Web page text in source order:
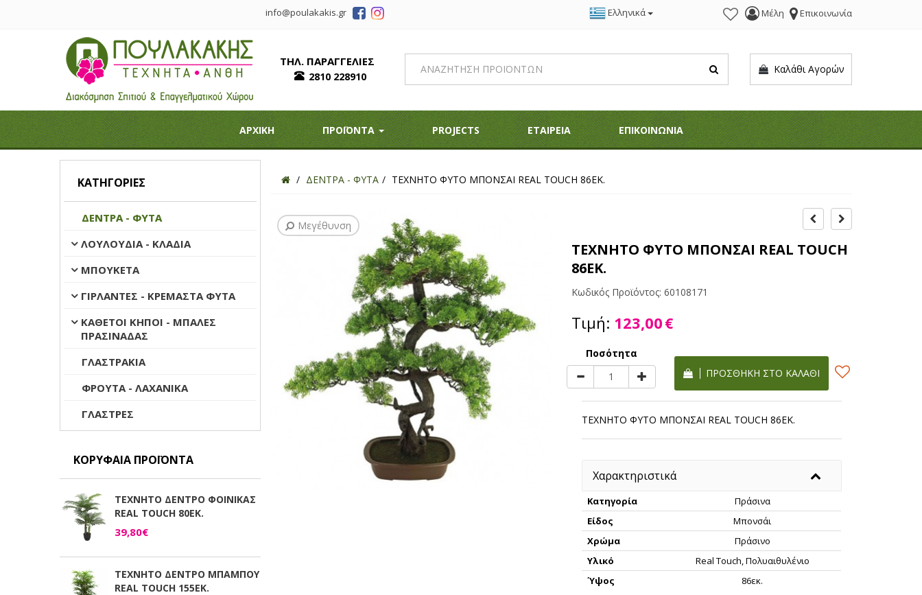
info@poulakakis.gr Ελληνικά Μέλη Επικοινωνία
ΤΗΛ. ΠΑΡΑΓΓΕΛΙΕΣ
2810 228910
Καλάθι Αγορών
ΑΡΧΙΚΗ ΠΡΟΪΟΝΤΑ PROJECTS ΕΤΑΙΡΕΙΑ ΕΠΙΚΟΙΝΩΝΙΑ
ΚΑΤΗΓΟΡΊΕΣ
ΔΕΝΤΡΑ - ΦΥΤΑ
ΛΟΥΛΟΥΔΙΑ - ΚΛΑΔΙΑ
ΜΠΟΥΚΕΤΑ
ΓΙΡΛΑΝΤΕΣ - ΚΡΕΜΑΣΤΑ ΦΥΤΑ
ΚΑΘΕΤΟΙ ΚΗΠΟΙ - ΜΠΑΛΕΣ
ΠΡΑΣΙΝΑΔΑΣ
ΓΛΑΣΤΡΑΚΙΑ
ΦΡΟΥΤΑ - ΛΑΧΑΝΙΚΑ
ΓΛΑΣΤΡΕΣ
ΚΟΡΥΦΑΊΑ ΠΡΟΪΌΝΤΑ
ΤΕΧΝΗΤΟ ΔΕΝΤΡΟ ΦΟΙΝΙΚΑΣ
REAL TOUCH 80ΕΚ.
39,80€
ΤΕΧΝΗΤΟ ΔΕΝΤΡΟ ΜΠΑΜΠΟΥ
REAL TOUCH 155ΕΚ.
ΔΕΝΤΡΑ - ΦΥΤΑ ΤΕΧΝΗΤΟ ΦΥΤΟ ΜΠΟΝΣΑΙ REAL TOUCH 86ΕΚ.
Μεγέθυνση
ΤΕΧΝΗΤΟ ΦΥΤΟ ΜΠΟΝΣΑΙ REAL TOUCH
86ΕΚ.
Κωδικός Προϊόντος:60108171
Τιμή: 123,00€
Ποσότητα
ΠΡΟΣΘΉΚΗ ΣΤΟ ΚΑΛΆΘΙ
ΤΕΧΝΗΤΟ ΦΥΤΟ ΜΠΟΝΣΑΙ REAL TOUCH 86ΕΚ.
Χαρακτηριστικά
Κατηγορία
Πράσινα
Είδος
Μπονσάι
Χρώμα
Πράσινο
Υλικό
Real Touch, Πολυαιθυλένιο
Ύψος
86εκ.